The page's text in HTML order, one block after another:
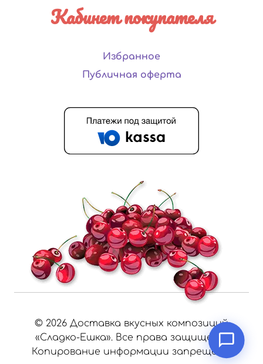
Кабинет покупателя
Избранное
Публичная оферта
© 2026 Доставка вкусных композиций
«Сладко-Ешка». Все права защищены.
Копирование информации запрещено.